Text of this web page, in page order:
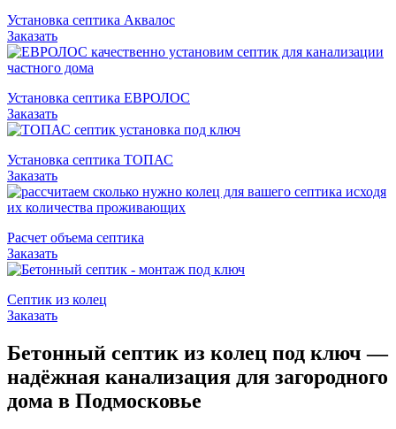
Установка септика Аквалос
Заказать
Установка септика ЕВРОЛОС
Заказать
Установка септика ТОПАС
Заказать
Расчет объема септика
Заказать
Септик из колец
Заказать
Бетонный септик из колец под ключ —
надёжная канализация для загородного
дома в Подмосковье